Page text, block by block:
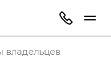
владельцев